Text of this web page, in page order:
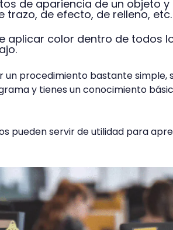
de apariencia de un objeto y
trazo, de efecto, de relleno, etc.
aplicar color dentro de todos
un procedimiento bastante simple,
y tienes un conocimiento
pueden servir de utilidad para